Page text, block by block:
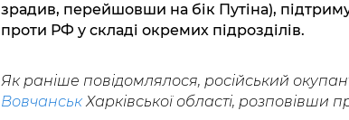
зрадив, перейшовши на бік Путіна),
проти РФ у складі окремих підрозділів.
Як раніше повідомлялося, російський
ВовчанськХарківської області, розповівши